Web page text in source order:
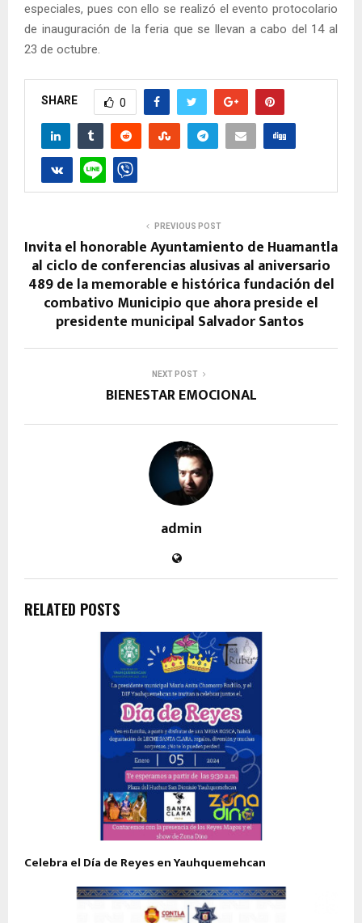
especiales, pues con ello se realizó el evento protocolario
de inauguración de la feria que se llevan a cabo del 14 al
23 de octubre.
SHARE 0
PREVIOUS POST
Invita el honorable Ayuntamiento de Huamantla
al ciclo de conferencias alusivas al aniversario
489 de la memorable e histórica fundación del
combativo Municipio que ahora preside el
presidente municipal Salvador Santos
NEXT POST
BIENESTAR EMOCIONAL
admin
RELATED POSTS
Celebra el Día de Reyes en Yauhquemehcan